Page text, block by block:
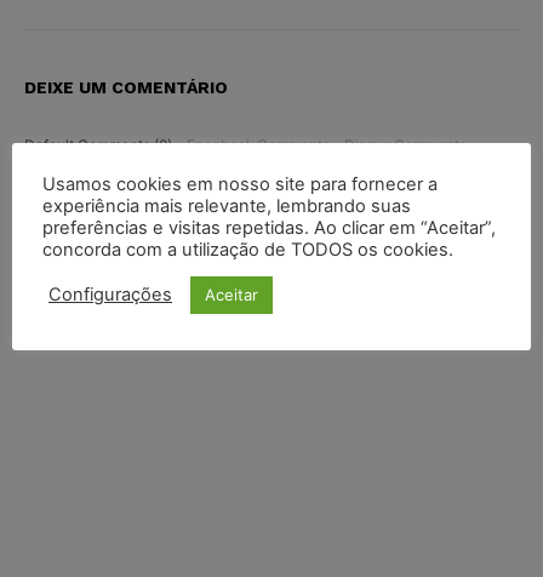
DEIXE UM COMENTÁRIO
Default Comments (0) Facebook Comments Disqus Comments
Usamos cookies em nosso site para fornecer a
experiência mais relevante, lembrando suas
preferências e visitas repetidas. Ao clicar em “Aceitar”,
concorda com a utilização de TODOS os cookies.
Configurações Aceitar